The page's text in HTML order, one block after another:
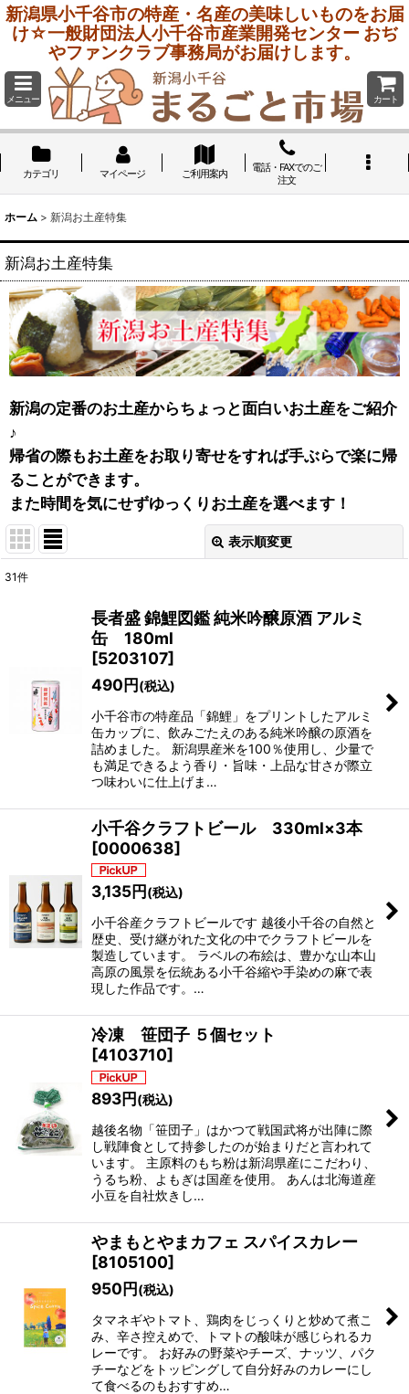
新潟県小千谷市の特産・名産の美味しいものをお届
け☆一般財団法人小千谷市産業開発センター おぢ
やファンクラブ事務局がお届けします。
メニュー カート
カテゴリ マイページ ご利用案内
電話・FAXでのご
注文
ホーム > 新潟お土産特集
新潟お土産特集
新潟の定番のお土産からちょっと面白いお土産をご紹介
♪
帰省の際もお土産をお取り寄せをすれば手ぶらで楽に帰
ることができます。
また時間を気にせずゆっくりお土産を選べます！
表示順変更
並び順:
絞り込む
31件
長者盛 錦鯉図鑑 純米吟醸原酒 アルミ
缶 180ml
[5203107]
490円(税込)
小千谷市の特産品「錦鯉」をプリントしたアルミ
缶カップに、飲みごたえのある純米吟醸の原酒を
詰めました。 新潟県産米を100％使用し、少量で
も満足できるよう香り・旨味・上品な甘さが際立
つ味わいに仕上げま…
小千谷クラフトビール 330ml×3本
[0000638]
3,135円(税込)
小千谷産クラフトビールです 越後小千谷の自然と
歴史、受け継がれた文化の中でクラフトビールを
製造しています。 ラベルの布絵は、豊かな山本山
高原の風景を伝統ある小千谷縮や手染めの麻で表
現した作品です。…
冷凍 笹団子 ５個セット
[4103710]
893円(税込)
越後名物「笹団子」はかつて戦国武将が出陣に際
し戦陣食として持参したのが始まりだと言われて
います。 主原料のもち粉は新潟県産にこだわり、
うるち粉、よもぎは国産を使用。 あんは北海道産
小豆を自社炊きし…
やまもとやまカフェ スパイスカレー
[8105100]
950円(税込)
タマネギやトマト、鶏肉をじっくりと炒めて煮こ
み、辛さ控えめで、トマトの酸味が感じられるカ
レーです。 お好みの野菜やチーズ、ナッツ、パク
チーなどをトッピングして自分好みのカレーにし
て食べるのもおすすめ…